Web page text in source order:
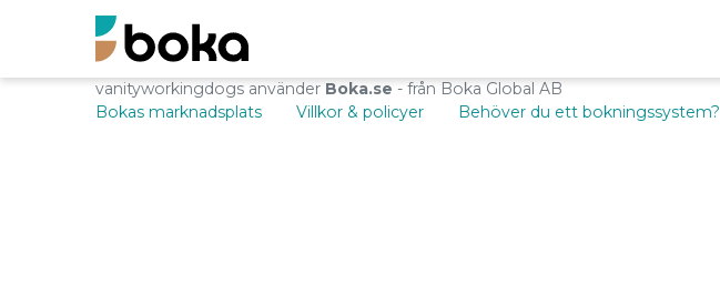
vanityworkingdogs använder Boka.se - från Boka Global AB
Bokas marknadsplats
Villkor & policyer Behöver du ett bokningssystem?